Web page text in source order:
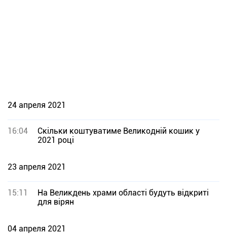
24 апреля 2021
16:04
Скільки коштуватиме Великодній кошик у
2021 році
23 апреля 2021
15:11
На Великдень храми області будуть відкриті
для вірян
04 апреля 2021